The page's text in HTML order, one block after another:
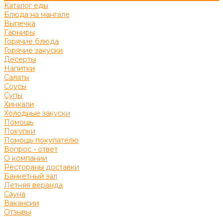
Каталог еды
Блюда на мангале
Выпечка
Гарниры
Горячие блюда
Горячие закуски
Десерты
Напитки
Салаты
Соусы
Супы
Хинкали
Холодные закуски
Помощь
Покупки
Помощь покупателю
Вопрос - ответ
О компании
Рестораны доставки
Банкетный зал
Летняя веранда
Сауна
Вакансии
Отзывы